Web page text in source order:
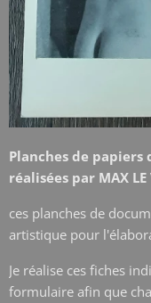
Planches de
réalisées par MAX LE
ces planches de
artistique pour
Je réalise ces fiches
formulaire afin que